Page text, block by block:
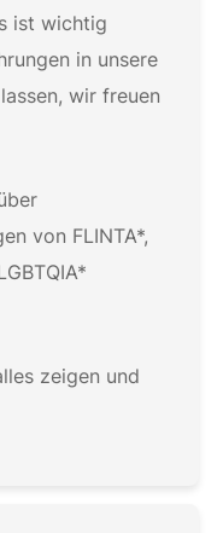
ist wichtig
in unsere
wir freuen
von FLINTA*,
zeigen und